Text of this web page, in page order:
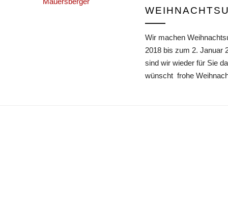
Wir machen
2018 bis zum 2. Januar
sind wir wieder für Sie
wünscht frohe